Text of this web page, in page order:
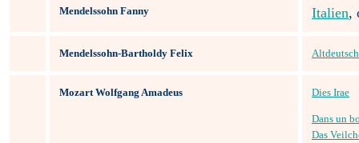
Mendelssohn Fanny Italien,
Mendelssohn-Bartholdy Felix
Mozart Wolfgang Amadeus Dies Irae
Dans un
Das